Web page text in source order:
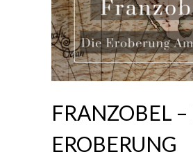
FRANZOBEL –
EROBERUNG